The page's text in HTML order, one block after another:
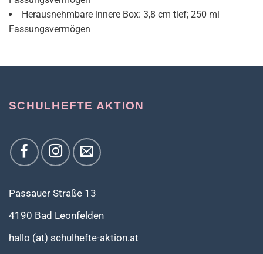
Herausnehmbare innere Box: 3,8 cm tief; 250 ml
Fassungsvermögen
SCHULHEFTE AKTION
Passauer Straße 13
4190 Bad Leonfelden
hallo (at) schulhefte-aktion.at